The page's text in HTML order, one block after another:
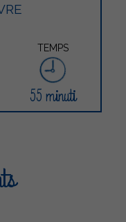
TEMPS
55 minuti